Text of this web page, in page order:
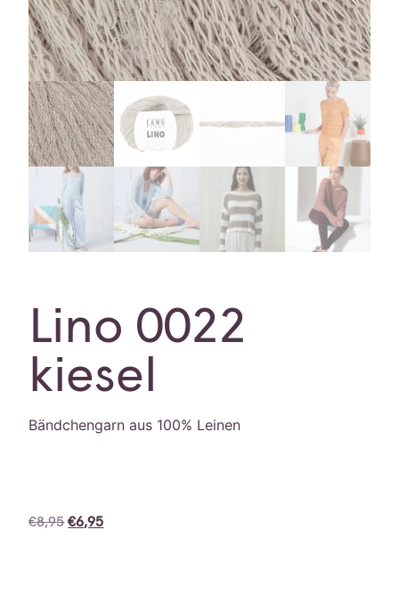
Lino 0022
kiesel
Bändchengarn aus 100% Leinen
€8,95 €6,95